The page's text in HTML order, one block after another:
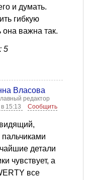
и думать.
гибкую
она важна так.
5
Власова
редактор
15:13
Сообщить
детали
чувствует, а
все